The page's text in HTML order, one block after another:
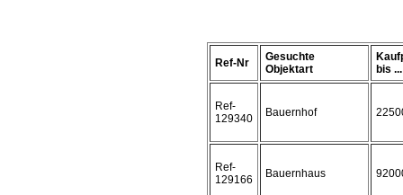
Ref-Nr
Gesuchte
Objektart
bis ...
Ref-
129340
Bauernhof
Ref-
129166
Bauernhaus